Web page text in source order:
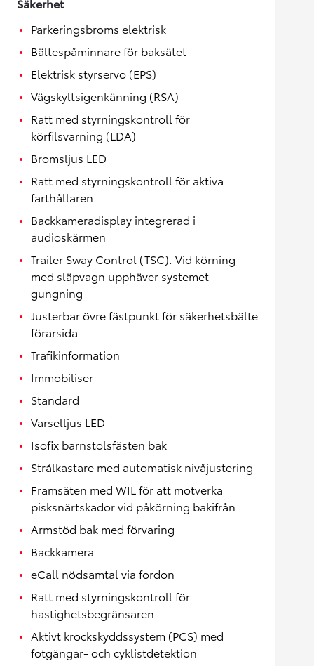
Parkeringsbroms elektrisk
Bältespåminnare för baksätet
Elektrisk styrservo (EPS)
Vägskyltsigenkänning (RSA)
Ratt med styrningskontroll för
körfilsvarning (LDA)
Bromsljus LED
Ratt med styrningskontroll för aktiva
farthållaren
Backkameradisplay integrerad i
audioskärmen
Trailer Sway Control (TSC). Vid körning
med släpvagn upphäver systemet
gungning
Justerbar övre fästpunkt för säkerhetsbälte
förarsida
Trafikinformation
Immobiliser
Standard
Varselljus LED
Isofix barnstolsfästen bak
Strålkastare med automatisk nivåjustering
Framsäten med WIL för att motverka
pisksnärtskador vid påkörning bakifrån
Armstöd bak med förvaring
Backkamera
eCall nödsamtal via fordon
Ratt med styrningskontroll för
hastighetsbegränsaren
Aktivt krockskyddssystem (PCS) med
fotgängar- och cyklistdetektion